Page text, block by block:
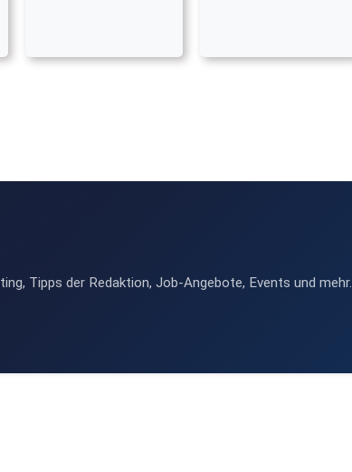
Tipps der Redaktion, Job-Angebote, Events und mehr.